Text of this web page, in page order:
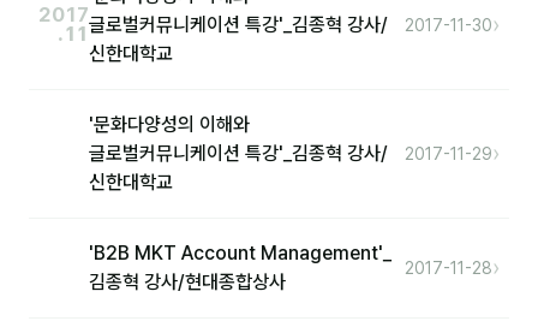
대면교육 후기
담당자·교육생 피드백
온라인강의 수강 후기
2017
.11 글로벌커뮤니케이션 특강'_김종혁 강사/
신한대학교
2017-11-30›
'문화다양성의 이해와
글로벌커뮤니케이션 특강'_김종혁 강사/
신한대학교
2017-11-29›
'B2B MKT Account Management'_
김종혁 강사/현대종합상사
2017-11-28›